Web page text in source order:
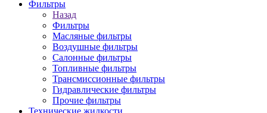
Фильтры
Назад
Фильтры
Масляные фильтры
Воздушные фильтры
Салонные фильтры
Топливные фильтры
Трансмиссионные фильтры
Гидравлические фильтры
Прочие фильтры
Технические жидкости